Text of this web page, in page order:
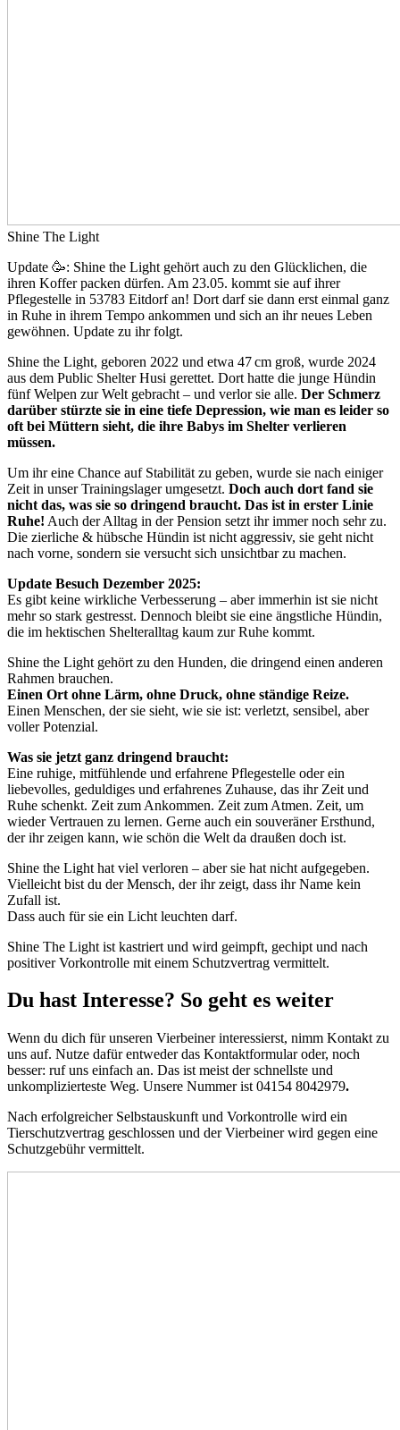
Shine The Light
Update 🥳: Shine the Light gehört auch zu den Glücklichen, die
ihren Koffer packen dürfen. Am 23.05. kommt sie auf ihrer
Pflegestelle in 53783 Eitdorf an! Dort darf sie dann erst einmal ganz
in Ruhe in ihrem Tempo ankommen und sich an ihr neues Leben
gewöhnen. Update zu ihr folgt.
Shine the Light, geboren 2022 und etwa 47 cm groß, wurde 2024
aus dem Public Shelter Husi gerettet. Dort hatte die junge Hündin
fünf Welpen zur Welt gebracht – und verlor sie alle. Der Schmerz
darüber stürzte sie in eine tiefe Depression, wie man es leider so
oft bei Müttern sieht, die ihre Babys im Shelter verlieren
müssen.
Um ihr eine Chance auf Stabilität zu geben, wurde sie nach einiger
Zeit in unser Trainingslager umgesetzt. Doch auch dort fand sie
nicht das, was sie so dringend braucht. Das ist in erster Linie
Ruhe! Auch der Alltag in der Pension setzt ihr immer noch sehr zu.
Die zierliche & hübsche Hündin ist nicht aggressiv, sie geht nicht
nach vorne, sondern sie versucht sich unsichtbar zu machen.
Update Besuch Dezember 2025:
Es gibt keine wirkliche Verbesserung – aber immerhin ist sie nicht
mehr so stark gestresst. Dennoch bleibt sie eine ängstliche Hündin,
die im hektischen Shelteralltag kaum zur Ruhe kommt.
Shine the Light gehört zu den Hunden, die dringend einen anderen
Rahmen brauchen.
Einen Ort ohne Lärm, ohne Druck, ohne ständige Reize.
Einen Menschen, der sie sieht, wie sie ist: verletzt, sensibel, aber
voller Potenzial.
Was sie jetzt ganz dringend braucht:
Eine ruhige, mitfühlende und erfahrene Pflegestelle oder ein
liebevolles, geduldiges und erfahrenes Zuhause, das ihr Zeit und
Ruhe schenkt. Zeit zum Ankommen. Zeit zum Atmen. Zeit, um
wieder Vertrauen zu lernen. Gerne auch ein souveräner Ersthund,
der ihr zeigen kann, wie schön die Welt da draußen doch ist.
Shine the Light hat viel verloren – aber sie hat nicht aufgegeben.
Vielleicht bist du der Mensch, der ihr zeigt, dass ihr Name kein
Zufall ist.
Dass auch für sie ein Licht leuchten darf.
Shine The Light ist kastriert und wird geimpft, gechipt und nach
positiver Vorkontrolle mit einem Schutzvertrag vermittelt.
Du hast Interesse? So geht es weiter
Wenn du dich für unseren Vierbeiner interessierst, nimm Kontakt zu
uns auf. Nutze dafür entweder das Kontaktformular oder, noch
besser: ruf uns einfach an. Das ist meist der schnellste und
unkomplizierteste Weg. Unsere Nummer ist 04154 8042979.
Nach erfolgreicher Selbstauskunft und Vorkontrolle wird ein
Tierschutzvertrag geschlossen und der Vierbeiner wird gegen eine
Schutzgebühr vermittelt.